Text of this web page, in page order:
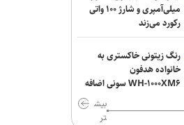
میلی‌آمپری و شارژ ۱۰۰ واتی
رکورد می‌زند
رنگ زیتونی خاکستری به
خانواده هدفون
WH-۱۰۰۰XM۶ سونی اضافه
بیش
تر